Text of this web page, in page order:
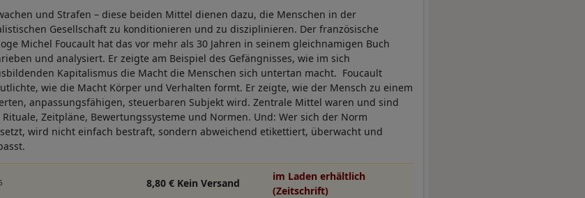
und Strafen – diese beiden Mittel dienen dazu, die Menschen in der
Gesellschaft zu konditionieren und zu disziplinieren. Der französische
Michel Foucault hat das vor mehr als 30 Jahren in seinem gleichnamigen Buch
und analysiert. Er zeigte am Beispiel des Gefängnisses, wie im sich
Kapitalismus die Macht die Menschen sich untertan macht. Foucault
wie die Macht Körper und Verhalten formt. Er zeigte, wie der Mensch zu einem
anpassungsfähigen, steuerbaren Subjekt wird. Zentrale Mittel waren und sind
Rituale, Zeitpläne, Bewertungssysteme und Normen. Und: Wer sich der Norm
wird nicht einfach bestraft, sondern abweichend etikettiert, überwacht und
8,80 € Kein Versand
im Laden erhältlich
(Zeitschrift)